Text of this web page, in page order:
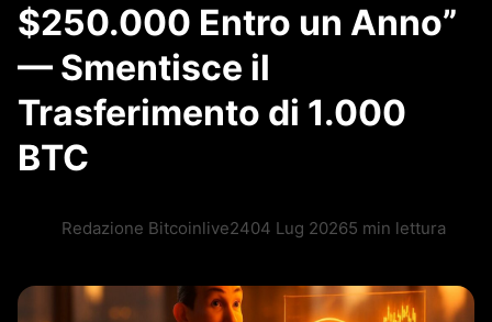
$250.000 Entro un Anno”
— Smentisce il
Trasferimento di 1.000
BTC
Redazione Bitcoinlive2404 Lug 20265 min lettura